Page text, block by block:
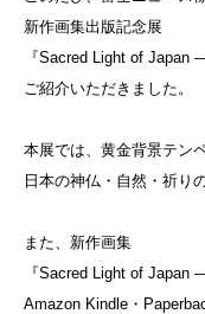
新作画集出版記念展
『Sacred Light of
ご紹介いただきました。
本展では、黄金背景テン
日本の神仏・自然・祈り
また、新作画集
『Sacred Light of
Amazon Kindle・